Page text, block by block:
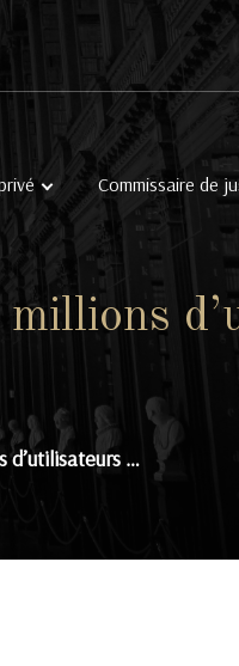
Commissaire de
d’utilisateurs …